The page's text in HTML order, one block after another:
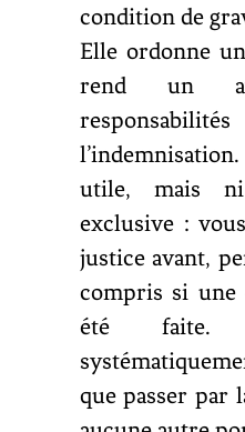
condition de
Elle ordonne
rend un
utile, mais
exclusive :
justice avant,
compris si une
été faite.
que passer par